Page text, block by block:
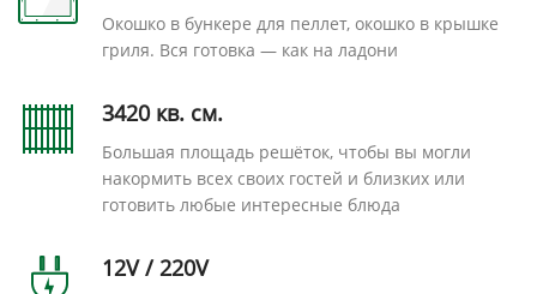
Окошко в бункере для пеллет, окошко в крышке
гриля. Вся готовка — как на ладони
3420 кв. см.
Большая площадь решёток, чтобы вы могли
накормить всех своих гостей и близких или
готовить любые интересные блюда
12V / 220V